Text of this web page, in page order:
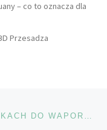
– co to oznacza dla
Przesadza
SZKODLIWE DODATKI W OLEJKACH DO WAPORYZATORÓW